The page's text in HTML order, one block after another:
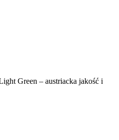
Green – austriacka jakość i